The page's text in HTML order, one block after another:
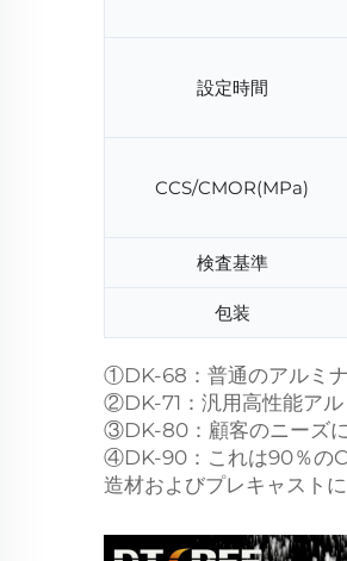
設定時間
CCS/CMOR(MPa)
検査基準
包装
①DK-68：普通のアルミナ
②DK-71：汎用高性能アル
③DK-80：顧客のニーズに
④DK-90：これは90％の
造材およびプレキャスト